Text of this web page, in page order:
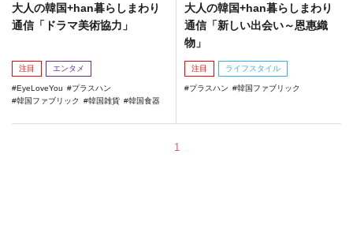
大人の韓国+han暮らしまわり
通信「ドラマ美術協力」
注目 エンタメ
EyeLoveYou
プラスハン
韓国ファブリック
韓国雑貨 韓国食器
大人の韓国+han暮らしまわり
通信「新しい出会い～恩惠織
物」
注目 ライフスタイル
プラスハン 韓国ファブリック
1